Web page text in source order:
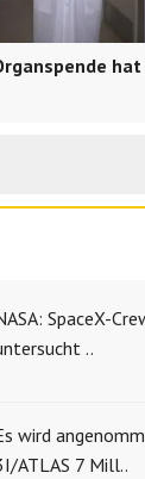
SpaceX-
..
wird
ATLAS 7 Mill..